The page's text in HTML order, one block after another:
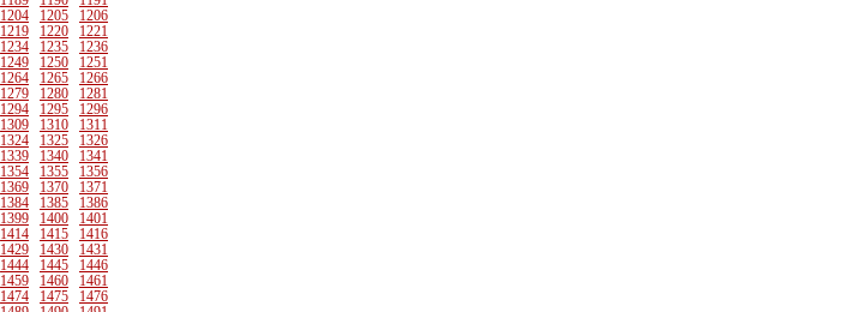
1204 1205
1206
1219 1220
1221
1234 1235
1236
1249 1250
1251
1264 1265
1266
1279 1280
1281
1294 1295
1296
1309 1310
1311
1324 1325
1326
1339 1340
1341
1354 1355
1356
1369 1370
1371
1384 1385
1386
1399 1400
1401
1414 1415
1416
1429 1430
1431
1444 1445
1446
1459 1460
1461
1474 1475
1476